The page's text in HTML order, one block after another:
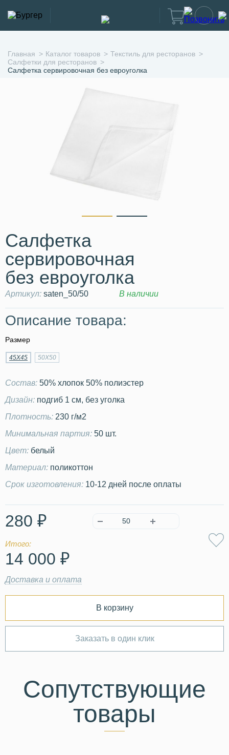
Главная Каталог товаров
Текстиль для ресторанов
Салфетки для ресторанов
Салфетка сервировочная без евроуголка
Салфетка
сервировочная
без евроуголка
Артикул: saten_50/50 В наличии
Описание товара:
Размер
45Х45 50Х50
Состав: 50% хлопок 50% полиэстер
Дизайн: подгиб 1 см, без уголка
Плотность: 230 г/м2
Минимальная партия: 50 шт.
Цвет: белый
Материал: поликоттон
Срок изготовления: 10-12 дней после оплаты
280 ₽
Итого:
14 000 ₽
Доставка и оплата
В корзину
Заказать в один клик
Сопутствующие
товары